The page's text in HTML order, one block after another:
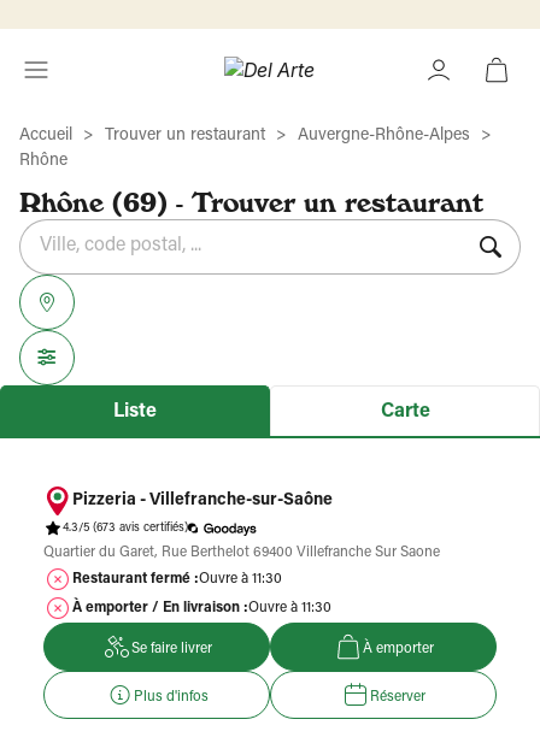
Accueil Trouver un restaurant
Auvergne-Rhône-Alpes
Rhône
Rhône (69) - Trouver un restaurant
Rechercher
établissement
Veuillez
renseigner
une
adresse
{{count}}
résultat(s)
trouvé(s)
Liste Carte
Pizzeria - Villefranche-sur-Saône
4.3/5 (673 avis certifiés)
Quartier du Garet, Rue Berthelot 69400 Villefranche Sur Saone
Restaurant fermé :Ouvre à 11:30
À emporter / En livraison :Ouvre à 11:30
Se faire livrer À emporter
Plus d'infos Réserver